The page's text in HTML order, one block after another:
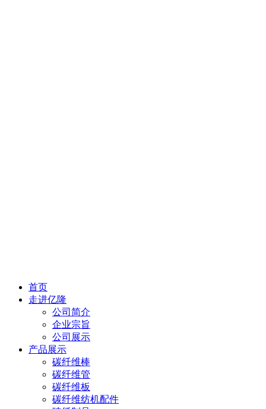
首页
走进亿隆
公司简介
企业宗旨
公司展示
产品展示
碳纤维棒
碳纤维管
碳纤维板
碳纤维纺机配件